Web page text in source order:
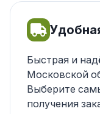
Быстрая и
Московской
Выберите
получения